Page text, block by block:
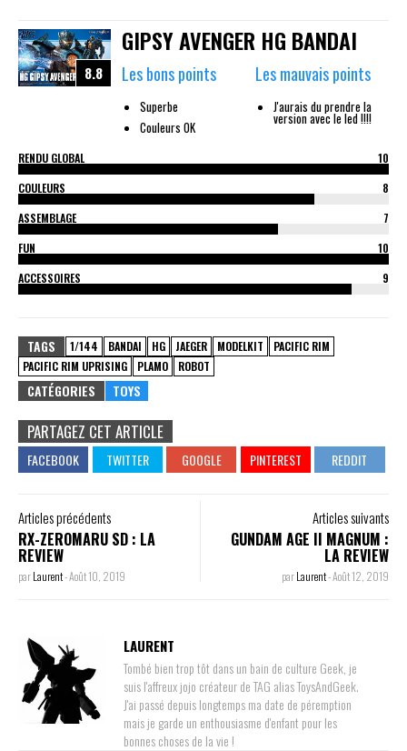
8.8
GIPSY AVENGER HG BANDAI
Les bons points
Superbe
Couleurs OK
Les mauvais points
J'aurais du prendre la
version avec le led !!!!
RENDU GLOBAL
10
COULEURS
8
ASSEMBLAGE
7
FUN
10
ACCESSOIRES
9
TAGS 1/144 BANDAI HG JAEGER MODELKIT
PACIFIC RIM
PACIFIC RIM UPRISING
PLAMO ROBOT
CATÉGORIES TOYS
PARTAGEZ CET ARTICLE
Articles précédents
RX-ZEROMARU SD : LA
REVIEW
parLaurent-Août 10, 2019
Articles suivants
GUNDAM AGE II MAGNUM :
LA REVIEW
parLaurent-Août 12, 2019
LAURENT
Tombé bien trop tôt dans un bain de culture Geek, je
suis l'affreux jojo créateur de TAG alias ToysAndGeek.
J'ai passé depuis longtemps ma date de péremption
mais je garde un enthousiasme d'enfant pour les
bonnes choses de la vie !